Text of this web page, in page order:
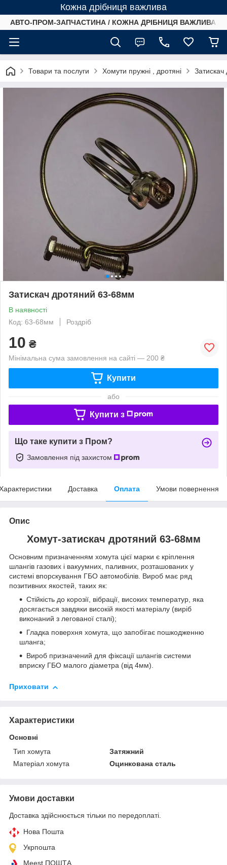
Кожна дрібниця важлива
АВТО-ПРОМ-ЗАПЧАСТИНА / КОЖНА ДРІБНИЦЯ ВАЖЛИВА /
Товари та послуги Хомути пружні , дротяні
Затискач дротяний 63-68мм
В наявності
Код: 63-68мм
Роздріб
10 ₴
Мінімальна сума замовлення на сайті — 200 ₴
Купити
або
Купити з
Що таке купити з Пром?
Замовлення під захистом
Доставка Оплата Умови повернення
Опис
Хомут-затискач дротяний 63-68мм
Основним призначенням хомута цієї марки є кріплення
шлангів газових і вакуумних, паливних, розташованих у
системі впорскування ГБО автомобілів. Вироб має ряд
позитивних якостей, таких як:
Стійкість до корозії, вібрації, високих температур, яка
досягається завдяки високій якості матеріалу (виріб
виконаний з легованої сталі);
Гладка поверхня хомута, що запобігає пошкодженню
шланга;
Вироб призначений для фіксації шлангів системи
вприску ГБО малого діаметра (від 4мм).
Приховати
Характеристики
Основні
Тип хомута
Затяжний
Матеріал хомута
Оцинкована сталь
Умови доставки
Доставка здійснюється тільки по передоплаті.
Нова Пошта
Укрпошта
Meest ПОШТА